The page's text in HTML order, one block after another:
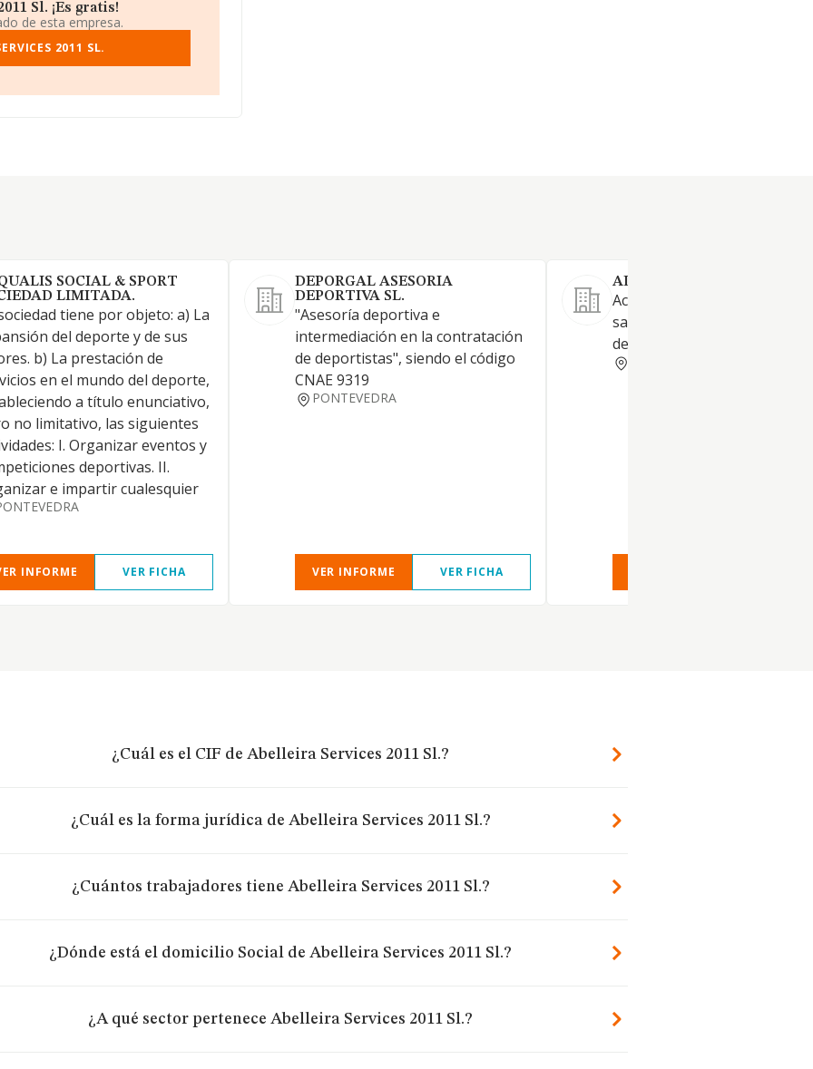
Sl. ¡Es gratis!
de esta empresa.
2011 SL.
SOCIAL & SPORT
LIMITADA.
tiene por objeto: a) La
del deporte y de sus
b) La prestación de
en el mundo del deporte,
a título enunciativo,
no limitativo, las siguientes
I. Organizar eventos y
deportivas. II.
e impartir cualesquier
INFORME VER FICHA
DEPORGAL ASESORIA
DEPORTIVA SL.
"Asesoría deportiva e
intermediación en la contratación
de deportistas", siendo el código
CNAE 9319
PONTEVEDRA
VER INFORME VER FICHA
ADESTRA2 SPORTS SL.
Actividades deportivas,
sanitarias relacionadas con el
deporte y educación
¿Cuál es el CIF de Abelleira Services 2011 Sl.?
¿Cuál es la forma jurídica de Abelleira Services 2011 Sl.?
¿Cuántos trabajadores tiene Abelleira Services 2011 Sl.?
¿Dónde está el domicilio Social de Abelleira Services 2011 Sl.?
¿A qué sector pertenece Abelleira Services 2011 Sl.?